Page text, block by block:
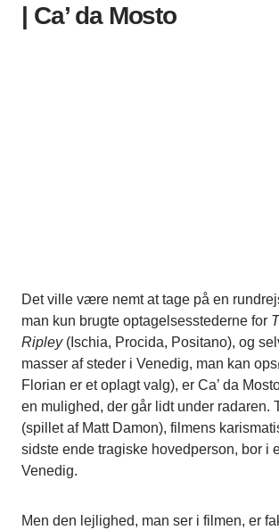
| Ca’ da Mosto
Det ville være nemt at tage på en
man kun brugte optagelsesstederne for
Ripley(Ischia, Procida, Positano), og
masser af steder i Venedig, man kan
Florian er et oplagt valg), er Ca’ da
en mulighed, der går lidt under radaren.
(spillet af Matt Damon), filmens
sidste ende tragiske hovedperson, bor i
Venedig.
Men den lejlighed, man ser i filmen, er